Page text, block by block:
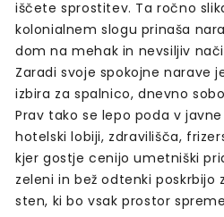
iščete sprostitev. Ta ročno
kolonialnem slogu prinaša
dom na mehak in nevsiljiv
Zaradi svoje spokojne narave
izbira za spalnico, dnevno
Prav tako se lepo poda v
hotelski lobiji, zdravilišča,
kjer gostje cenijo umetniški
zeleni in bež odtenki poskrbijo
sten, ki bo vsak prostor